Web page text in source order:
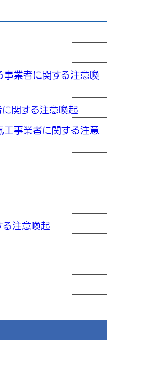
事業者に関する注意喚
関する注意喚起
工事業者に関する注意
る注意喚起